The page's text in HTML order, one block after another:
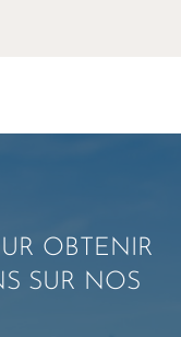
OBTENIR
SUR NOS